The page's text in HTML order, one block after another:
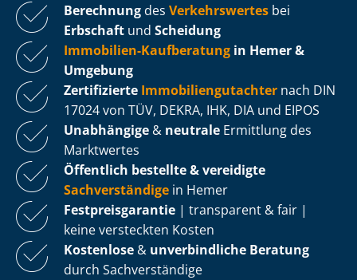
Berechnung des Verkehrswertes bei
Erbschaft und Scheidung
Immobilien-Kaufberatung in Hemer &
Umgebung
Zertifizierte Im­mo­bi­li­en­gut­ach­ter nach DIN
17024 von TÜV, DEKRA, IHK, DIA und EIPOS
Unabhängige & neutrale Ermittlung des
Marktwertes
Öffentlich bestellte & vereidigte
Sachverständige in Hemer
Fest­preis­ga­ran­tie | transparent & fair |
keine versteckten Kosten
Kostenlose & unverbindliche Beratung
durch Sachverständige